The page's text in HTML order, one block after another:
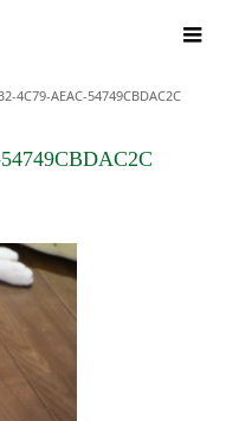
4C79-AEAC-54749CBDAC2C